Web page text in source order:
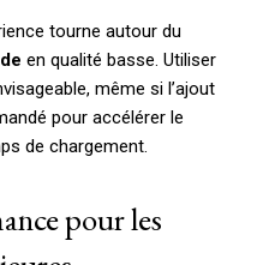
tourne autour du
en qualité basse. Utiliser
même si l’ajout
pour accélérer le
de chargement.
pour les